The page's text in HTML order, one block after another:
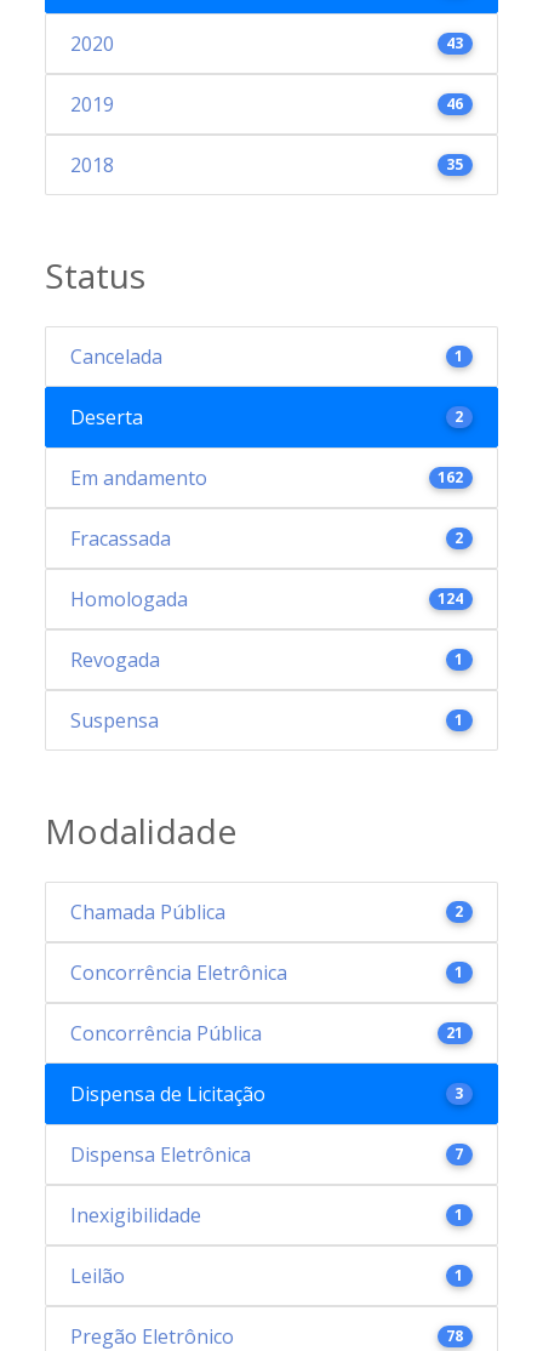
2020 43
2019 46
2018 35
Status
Cancelada 1
Deserta 2
Em andamento 162
Fracassada 2
Homologada 124
Revogada 1
Suspensa 1
Modalidade
Chamada Pública 2
Concorrência Eletrônica 1
Concorrência Pública 21
Dispensa de Licitação 3
Dispensa Eletrônica 7
Inexigibilidade 1
Leilão 1
Pregão Eletrônico 78